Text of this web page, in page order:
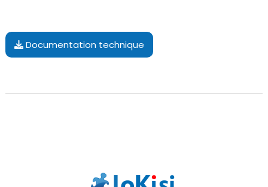
Documentation technique